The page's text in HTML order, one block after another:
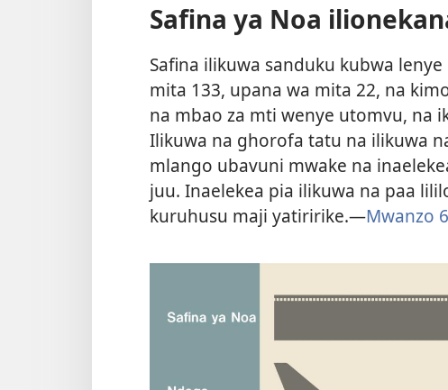
Safina ya Noa
Safina ilikuwa sanduku kubwa
mita 133, upana wa mita 22, na
na mbao za mti wenye utomvu, na
Ilikuwa na ghorofa tatu na ilikuwa
mlango ubavuni mwake na
juu. Inaelekea pia ilikuwa na paa
kuruhusu maji yatiririke.—Mwanzo